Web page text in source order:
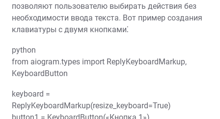
позволяют пользователю выбирать действия без
необходимости ввода текста. Вот пример создания
клавиатуры с двумя кнопками⁚
python
from aiogram.types import ReplyKeyboardMarkup,
KeyboardButton
keyboard =
ReplyKeyboardMarkup(resize_keyboard=True)